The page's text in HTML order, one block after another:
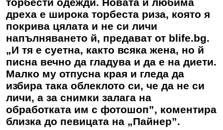
дреха е широка торбеста риза, която я
покрива цялата и не си личи
напълняването й, предават от blife.bg.
„И тя е суетна, както всяка жена, но й
писна вечно да гладува и да е на диети.
Малко му отпусна края и гледа да
избира така облеклото си, че да не си
личи, а за снимки залага на
обработката им с фотошоп”, коментира
близка до певицата на „Пайнер”.